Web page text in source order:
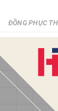
ĐỒNG PHỤC